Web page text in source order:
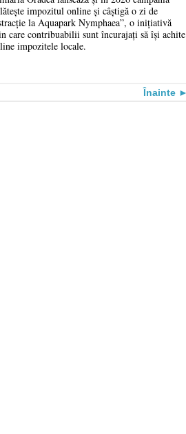
la Aquapark
impozitul online și câștigă o zi de
la Aquapark Nymphaea”, o inițiativă
care contribuabilii sunt încurajați să își achite
impozitele locale.
Înainte